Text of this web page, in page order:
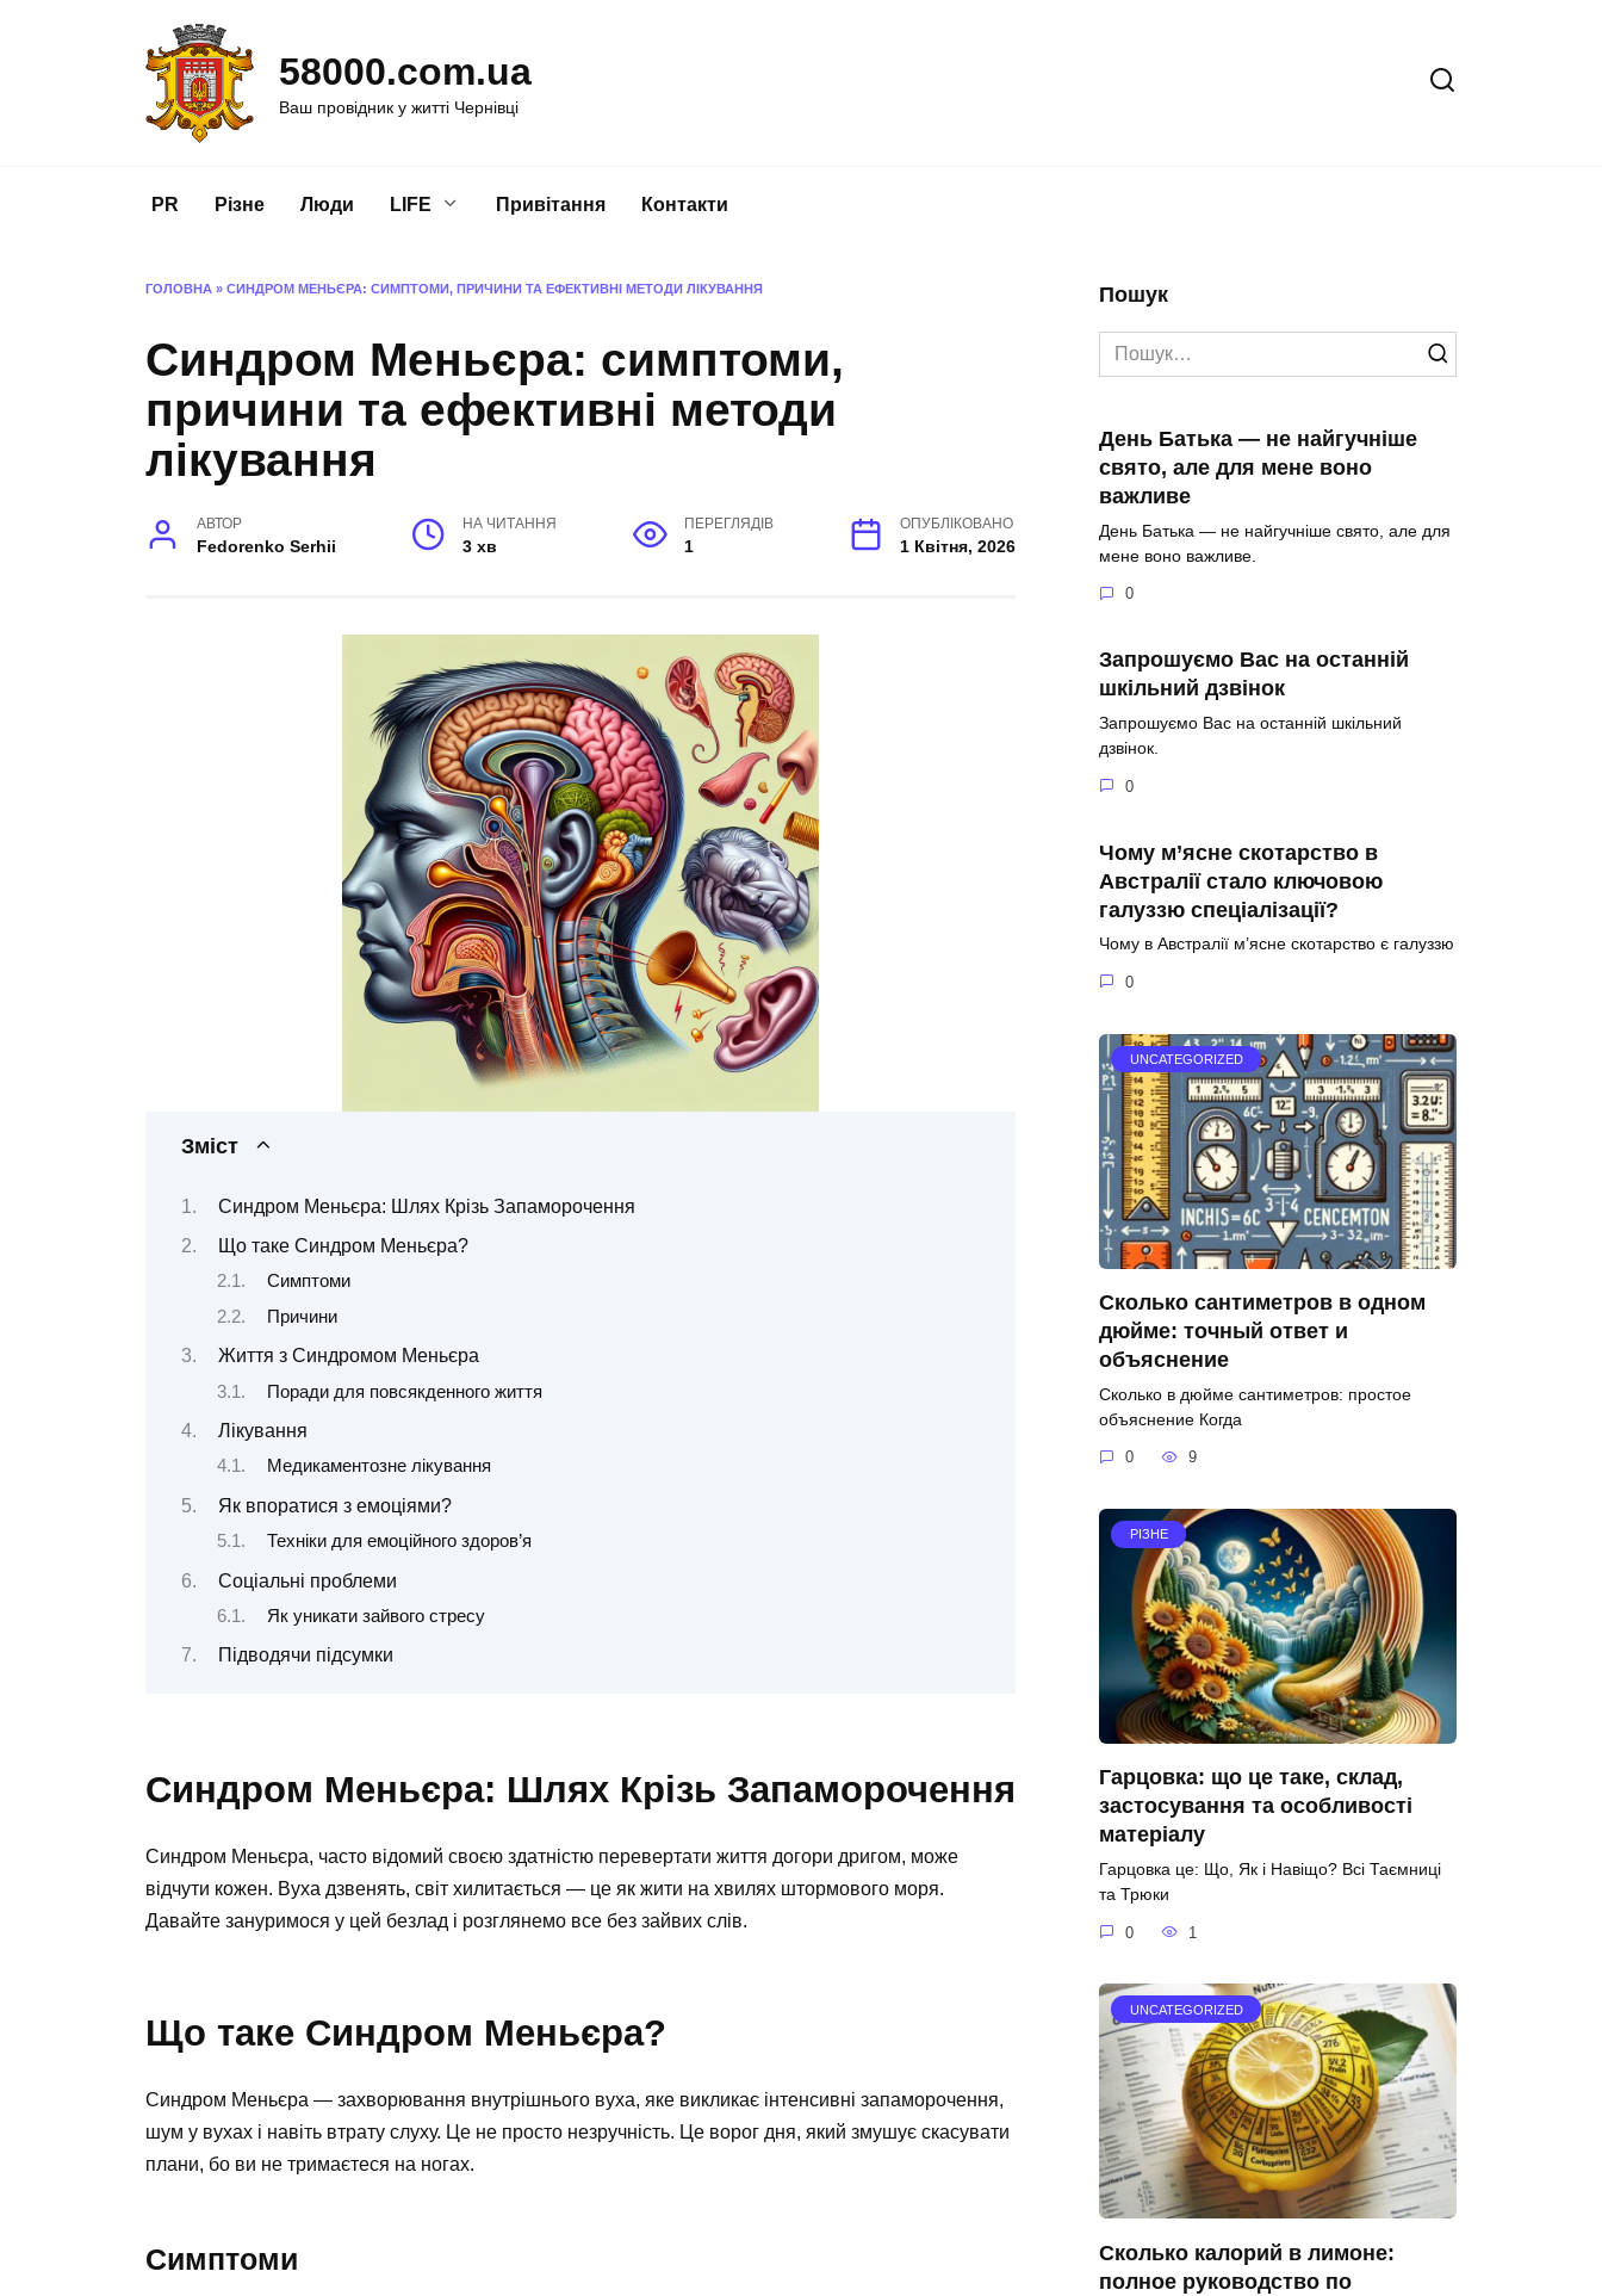
58000.com.ua
Ваш провідник у житті Чернівці
PR Різне Люди LIFE Привітання Контакти
ГОЛОВНА » СИНДРОМ МЕНЬЄРА: СИМПТОМИ, ПРИЧИНИ ТА ЕФЕКТИВНІ МЕТОДИ ЛІКУВАННЯ
Синдром Меньєра: симптоми,
причини та ефективні методи
лікування
АВТОР
Fedorenko Serhii
НА ЧИТАННЯ
3 хв
ПЕРЕГЛЯДІВ
1
ОПУБЛІКОВАНО
1 Квітня, 2026
Зміст
Синдром Меньєра: Шлях Крізь Запаморочення
Що таке Синдром Меньєра?
Симптоми
Причини
Життя з Синдромом Меньєра
Поради для повсякденного життя
Лікування
Медикаментозне лікування
Як впоратися з емоціями?
Техніки для емоційного здоров’я
Соціальні проблеми
Як уникати зайвого стресу
Підводячи підсумки
Синдром Меньєра: Шлях Крізь Запаморочення
Синдром Меньєра, часто відомий своєю здатністю перевертати життя догори дригом, може
відчути кожен. Вуха дзвенять, світ хилитається — це як жити на хвилях штормового моря.
Давайте зануримося у цей безлад і розглянемо все без зайвих слів.
Що таке Синдром Меньєра?
Синдром Меньєра — захворювання внутрішнього вуха, яке викликає інтенсивні запаморочення,
шум у вухах і навіть втрату слуху. Це не просто незручність. Це ворог дня, який змушує скасувати
плани, бо ви не тримаєтеся на ногах.
Симптоми
Пошук
Search
for:
День Батька — не найгучніше
свято, але для мене воно
важливе
День Батька — не найгучніше свято, але для
мене воно важливе.
0
Запрошуємо Вас на останній
шкільний дзвінок
Запрошуємо Вас на останній шкільний
дзвінок.
0
Чому м’ясне скотарство в
Австралії стало ключовою
галуззю спеціалізації?
Чому в Австралії м’ясне скотарство є галуззю
0
UNCATEGORIZED
Сколько сантиметров в одном
дюйме: точный ответ и
объяснение
Сколько в дюйме сантиметров: простое
объяснение Когда
0 9
РІЗНЕ
Гарцовка: що це таке, склад,
застосування та особливості
матеріалу
Гарцовка це: Що, Як і Навіщо? Всі Таємниці
та Трюки
0 1
UNCATEGORIZED
Сколько калорий в лимоне:
полное руководство по